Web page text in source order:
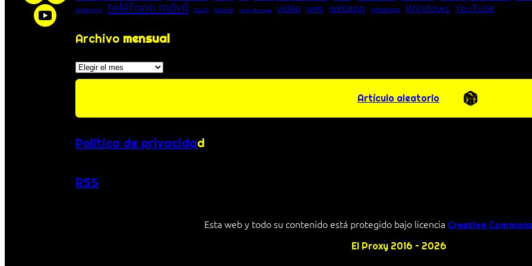
streaming teléfono móvil truco tutorial Unión Europea vídeo web webapp WhatsApp Windows YouTube
Archivo mensual
Archivos
Artículo aleatorio
Política de privacidad
RSS
Esta web y todo su contenido está protegido bajo licencia Creative
El Proxy 2016 – 2026